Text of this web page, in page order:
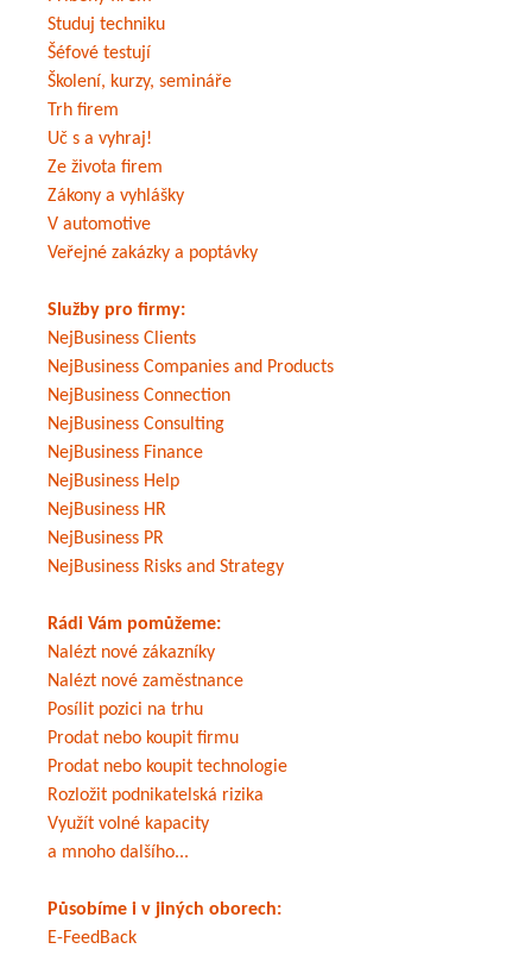
Studuj techniku
Šéfové testují
Školení, kurzy, semináře
Trh firem
Uč s a vyhraj!
Ze života firem
Zákony a vyhlášky
V automotive
Veřejné zakázky a poptávky
Služby pro firmy:
NejBusiness Clients
NejBusiness Companies and Products
NejBusiness Connection
NejBusiness Consulting
NejBusiness Finance
NejBusiness Help
NejBusiness HR
NejBusiness PR
NejBusiness Risks and Strategy
Rádi Vám pomůžeme:
Nalézt nové zákazníky
Nalézt nové zaměstnance
Posílit pozici na trhu
Prodat nebo koupit firmu
Prodat nebo koupit technologie
Rozložit podnikatelská rizika
Využít volné kapacity
a mnoho dalšího...
Působíme i v jiných oborech:
E-FeedBack